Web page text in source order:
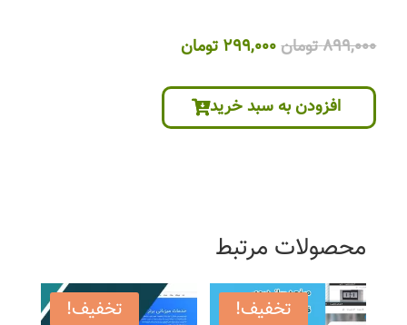
899,000تومانقیمت
899,000 تومان
بود.
299,000 تومانقیمت
است.
افزودن به سبد خرید
محصولات مرتبط
تخفیف! تخفیف!